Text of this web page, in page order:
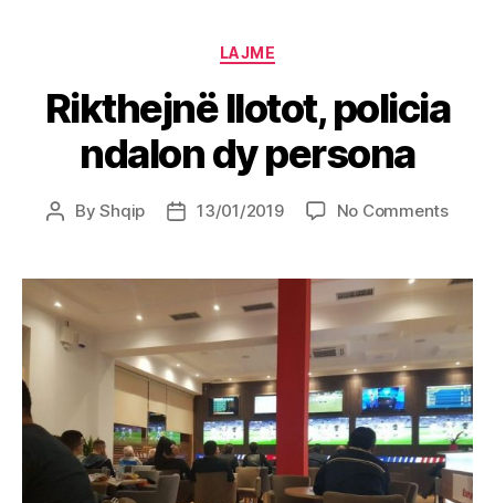
Categories
LAJME
Rikthejnë llotot, policia
ndalon dy persona
PostByShqip
Post13/01/2019 No Commentson
dy